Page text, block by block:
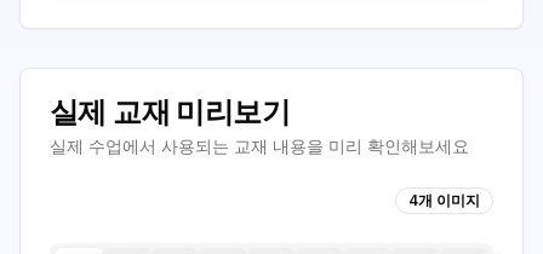
실제 교재 미리보기
실제 수업에서 사용되는 교재 내용을 미리 확인해보세요
4개 이미지